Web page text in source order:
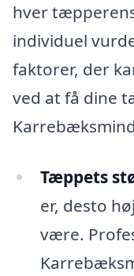
hver
individuel
faktorer, der
ved at få dine
Tæppets
er, desto
være.